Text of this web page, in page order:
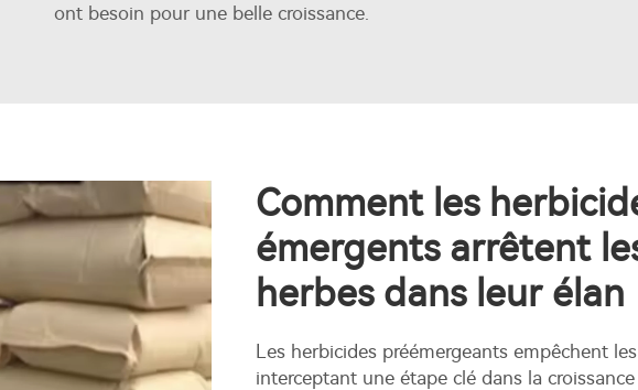
ont besoin pour une belle croissance.
Comment les
émergents arrêtent
herbes dans leur élan
Les herbicides préémergeants empêchent
interceptant une étape clé dans la